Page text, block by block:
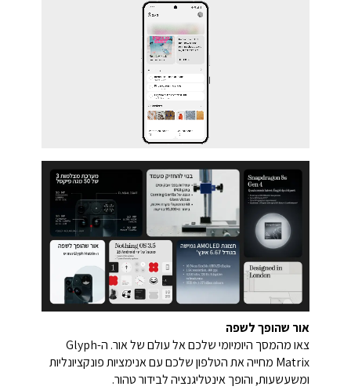
אור שהופך לשפה
צאו מהמסך היומיומי שלכם אל עולם של אור. ה-Glyph
Matrix מחייה את הטלפון שלכם עם אנימציות פונקציונליות
ומשעשעות, והופך אינטליגנציה לבידור טהור.